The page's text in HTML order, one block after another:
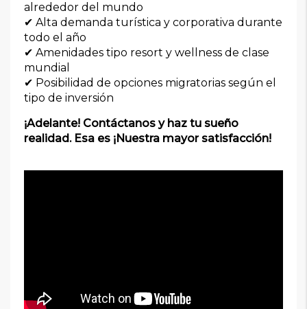
alrededor del mundo
✔ Alta demanda turística y corporativa durante
todo el año
✔ Amenidades tipo resort y wellness de clase
mundial
✔ Posibilidad de opciones migratorias según el
tipo de inversión
¡Adelante! Contáctanos y haz tu sueño
realidad. Esa es ¡Nuestra mayor satisfacción!